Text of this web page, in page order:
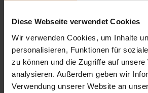
Diese Webseite verwendet Cookies
Wir verwenden Cookies, um Inhalte
personalisieren, Funktionen für
zu können und die Zugriffe auf unsere
analysieren. Außerdem geben wir
Verwendung unserer Website an
Voraussetzung: Qualifizierte
nb oder Lichtbogenhandschweißer
951.0030A02 und Nachweis der BrS-
(Brennschneider an
826.2000Z02.
Erforderlich: